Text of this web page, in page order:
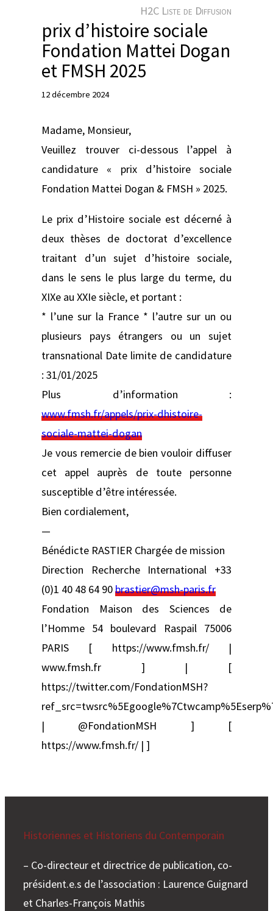
H2C Liste de Diffusion
prix d’histoire sociale
Fondation Mattei Dogan
et FMSH 2025
12 décembre 2024
Madame, Monsieur,
Veuillez trouver ci-dessous l’appel à
candidature « prix d’histoire sociale
Fondation Mattei Dogan & FMSH » 2025.
Le prix d’Histoire sociale est décerné à
deux thèses de doctorat d’excellence
traitant d’un sujet d’histoire sociale,
dans le sens le plus large du terme, du
XIXe au XXIe siècle, et portant :
* l’une sur la France * l’autre sur un ou
plusieurs pays étrangers ou un sujet
transnational Date limite de candidature
: 31/01/2025
Plus d’information :
www.fmsh.fr/appels/prix-dhistoire-
sociale-mattei-dogan
Je vous remercie de bien vouloir diffuser
cet appel auprès de toute personne
susceptible d’être intéressée.
Bien cordialement,
—
Bénédicte RASTIER Chargée de mission
Direction Recherche International +33
(0)1 40 48 64 90brastier@msh-paris.fr
Fondation Maison des Sciences de
l’Homme 54 boulevard Raspail 75006
PARIS [ https://www.fmsh.fr/ |
www.fmsh.fr ] | [
https://twitter.com/FondationMSH?
| @FondationMSH ] [
https://www.fmsh.fr/ | ]
Historiennes et Historiens du Contemporain
– Co-directeur et directrice de publication, co-
président.e.s de l’association : Laurence Guignard
et Charles-François Mathis